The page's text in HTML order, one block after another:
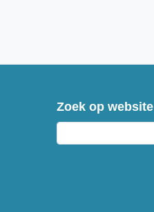
Zoek op website